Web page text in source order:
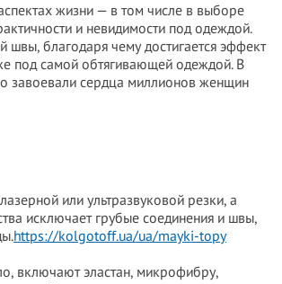
жизни — в том числе в выборе
и невидимости под одеждой.
благодаря чему достигается эффект
под самой обтягивающей одеждой. В
завоевали сердца миллионов женщин
или ультразвуковой резки, а
исключает грубые соединения и швы,
https://kolgotoff.ua/ua/mayki-topy
включают эластан, микрофибру,